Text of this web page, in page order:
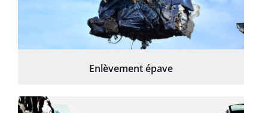
Enlèvement épave